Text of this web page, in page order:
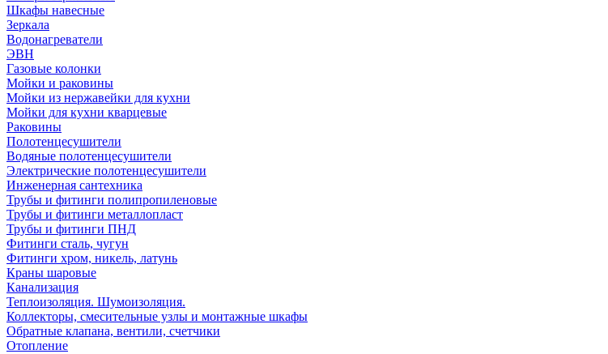
Шкафы навесные
Зеркала
Водонагреватели
ЭВН
Газовые колонки
Мойки и раковины
Мойки из нержавейки для кухни
Мойки для кухни кварцевые
Раковины
Полотенцесушители
Водяные полотенцесушители
Электрические полотенцесушители
Инженерная сантехника
Трубы и фитинги полипропиленовые
Трубы и фитинги металлопласт
Трубы и фитинги ПНД
Фитинги сталь, чугун
Фитинги хром, никель, латунь
Краны шаровые
Канализация
Теплоизоляция. Шумоизоляция.
Коллекторы, смесительные узлы и монтажные шкафы
Обратные клапана, вентили, счетчики
Отопление